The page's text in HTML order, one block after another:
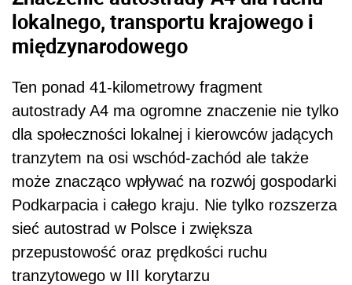
lokalnego, transportu krajowego i
międzynarodowego
Ten ponad 41-kilometrowy fragment
autostrady A4 ma ogromne znaczenie nie tylko
dla społeczności lokalnej i kierowców jadących
tranzytem na osi wschód-zachód ale także
może znacząco wpływać na rozwój gospodarki
Podkarpacia i całego kraju. Nie tylko rozszerza
sieć autostrad w Polsce i zwiększa
przepustowość oraz prędkości ruchu
tranzytowego w III korytarzu